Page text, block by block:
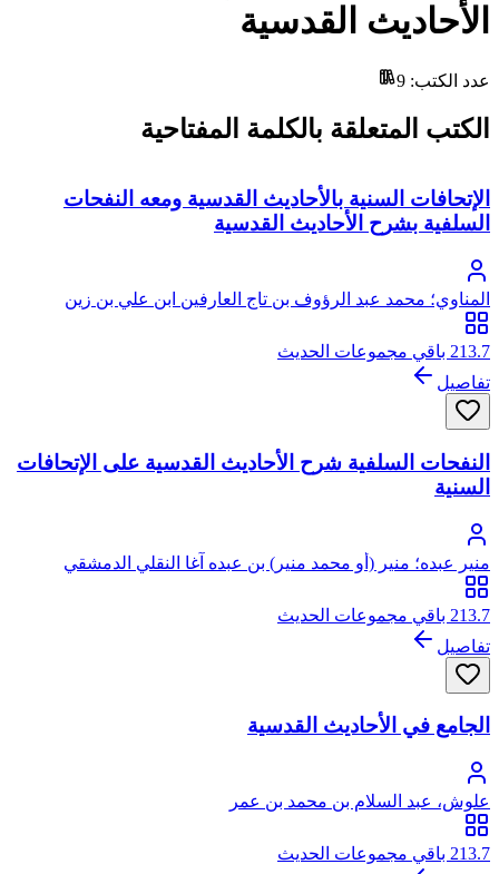
الأحاديث القدسية
عدد الكتب:
9
الكتب المتعلقة بالكلمة المفتاحية
الإتحافات السنية بالأحاديث القدسية ومعه النفحات
السلفية بشرح الأحاديث القدسية
المناوي؛ محمد عبد الرؤوف بن تاج العارفين ابن علي بن زين
العابدين الحدادي ثم المناوي القاهري، زين الدين
213.7 باقي مجموعات الحديث
تفاصيل
النفحات السلفية شرح الأحاديث القدسية على الإتحافات
السنية
منير عبده؛ منير (أو محمد منير) بن عبده آغا النقلي الدمشقي
الأزهري
213.7 باقي مجموعات الحديث
تفاصيل
الجامع في الأحاديث القدسية
علوش، عبد السلام بن محمد بن عمر
213.7 باقي مجموعات الحديث